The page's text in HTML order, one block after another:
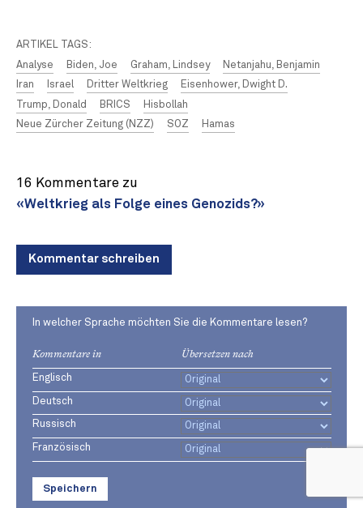
ARTIKEL TAGS:
Analyse
Biden, Joe Graham, Lindsey
Netanjahu, Benjamin
Iran
Israel Dritter Weltkrieg
Eisenhower, Dwight D.
Trump, Donald
BRICS
Hisbollah
Neue Zürcher Zeitung (NZZ)
SOZ Hamas
16 Kommentare zu
«Weltkrieg als Folge eines Genozids?»
Kommentar schreiben
In welcher Sprache möchten Sie die Kommentare lesen?
Kommentare in Übersetzen nach
Englisch
Deutsch
Russisch
Französisch
Speichern